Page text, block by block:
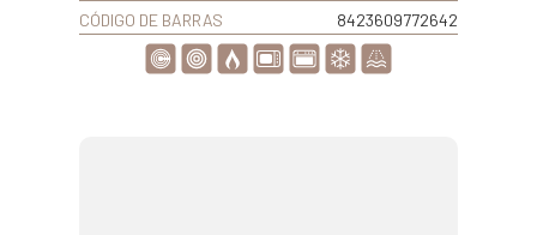
CÓDIGO DE BARRAS
8423609772642